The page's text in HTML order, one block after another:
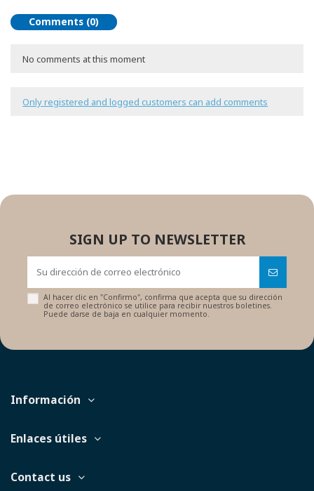
Comments (0)
No comments at this moment
Only registered and logged customers can add comments
SIGN UP TO NEWSLETTER
Al hacer clic en "Confirmo", confirma que acepta que su dirección
de correo electrónico se utilice para recibir nuestros boletines.
Puede darse de baja en cualquier momento.
Información
Enlaces útiles
Contact us